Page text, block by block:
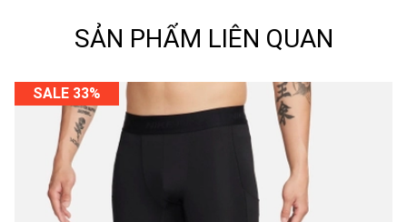
SẢN PHẨM LIÊN QUAN
SALE 33%